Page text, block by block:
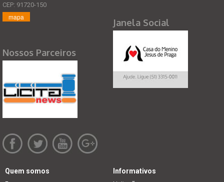
CEP: 91720-150
mapa
Nossos Parceiros
Janela Social
Quem somos Informativos